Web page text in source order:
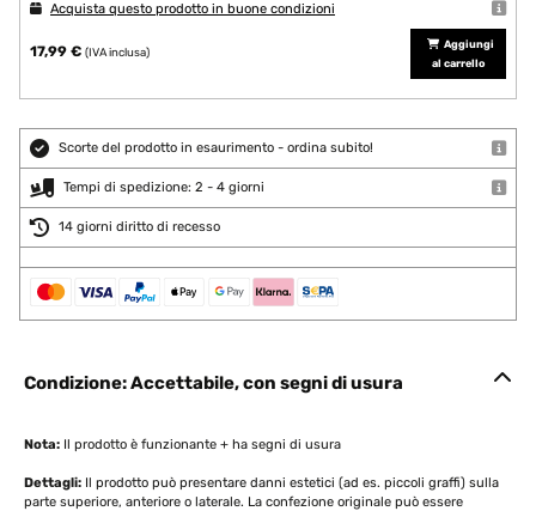
Acquista questo prodotto in buone condizioni
17,99 € (IVA inclusa)
Aggiungi
al carrello
Scorte del prodotto in esaurimento - ordina subito!
Tempi di spedizione: 2 - 4 giorni
14 giorni diritto di recesso
Condizione: Accettabile, con segni di usura
Nota: Il prodotto è funzionante + ha segni di usura
Dettagli: Il prodotto può presentare danni estetici (ad es. piccoli graffi) sulla
parte superiore, anteriore o laterale. La confezione originale può essere